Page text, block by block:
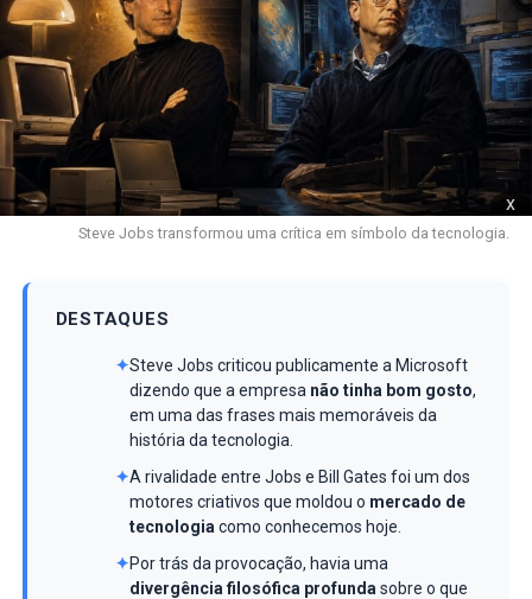
x
Steve Jobs transformou uma crítica em símbolo da tecnologia.
DESTAQUES
✦Steve Jobs criticou publicamente a Microsoft
dizendo que a empresa não tinha bom gosto,
em uma das frases mais memoráveis da
história da tecnologia.
✦A rivalidade entre Jobs e Bill Gates foi um dos
motores criativos que moldou o mercado de
tecnologia como conhecemos hoje.
✦Por trás da provocação, havia uma
divergência filosófica profunda sobre o que